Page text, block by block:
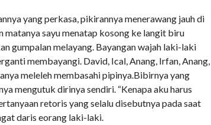
yang perkasa, pikirannya menerawang jauh di
matanya sayu menatap kosong ke langit biru
gumpalan melayang. Bayangan wajah laki-laki
membayangi. David, Ical, Anang, Irfan, Anang,
meleleh membasahi pipinya.Bibirnya yang
mengutuk dirinya sendiri. “Kenapa aku harus
retoris yang selalu disebutnya pada saat
daris eorang laki-laki.